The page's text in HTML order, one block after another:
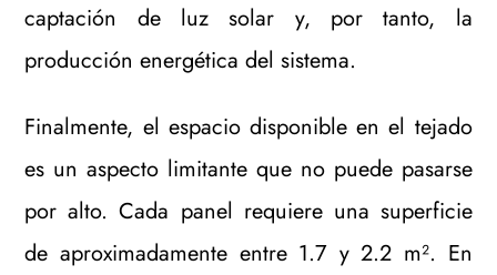
captación de luz solar y, por tanto, la
producción energética del sistema.
Finalmente, el espacio disponible en el tejado
es un aspecto limitante que no puede pasarse
por alto. Cada panel requiere una superficie
de aproximadamente entre 1.7 y 2.2 m². En